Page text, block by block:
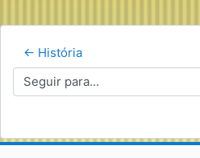
← História
Seguir para...